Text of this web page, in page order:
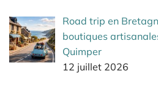
Road trip en
boutiques
Quimper
12 juillet 2026